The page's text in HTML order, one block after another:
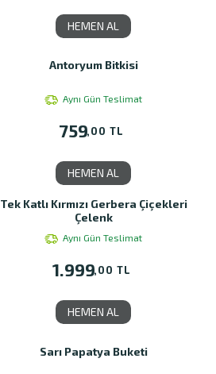
HEMEN AL
Antoryum Bitkisi
Aynı Gün Teslimat
759,00 TL
HEMEN AL
Tek Katlı Kırmızı Gerbera Çiçekleri
Çelenk
Aynı Gün Teslimat
1.999,00 TL
HEMEN AL
Sarı Papatya Buketi